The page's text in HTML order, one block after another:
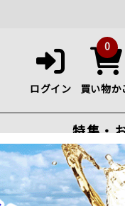
ログイン
0
買い物か
特集・
ック